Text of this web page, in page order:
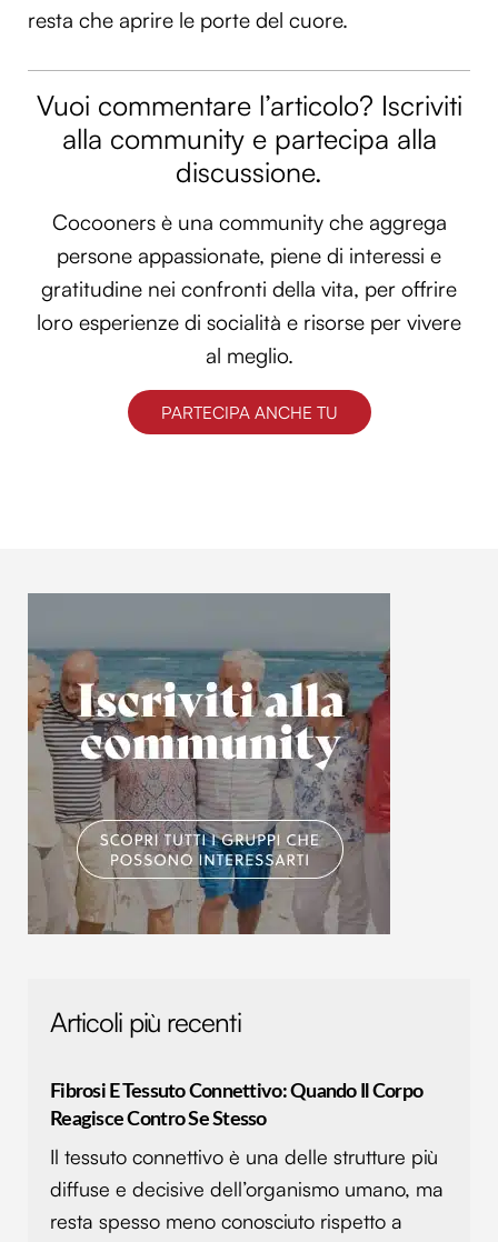
Utilizziamo i cookie per personalizzare contenuti ed
informazioni sul modo in cui utilizzi il nostro sito con i
nostri partner che si occupano di analisi dei dati web,
pubblicità e social media, i quali potrebbero combinarle
con altre informazioni che hai fornito loro o che hanno
raccolto dal tuo utilizzo dei loro servizi.
resta che aprire le porte del cuore.
Vuoi commentare l’articolo? Iscriviti
alla community e partecipa alla
discussione.
Cocooners è una community che aggrega
persone appassionate, piene di interessi e
gratitudine nei confronti della vita, per offrire
loro esperienze di socialità e risorse per vivere
al meglio.
PARTECIPA ANCHE TU
Articoli più recenti
Fibrosi E Tessuto Connettivo: Quando Il Corpo
Reagisce Contro Se Stesso
Il tessuto connettivo è una delle strutture più
diffuse e decisive dell’organismo umano, ma
resta spesso meno conosciuto rispetto a